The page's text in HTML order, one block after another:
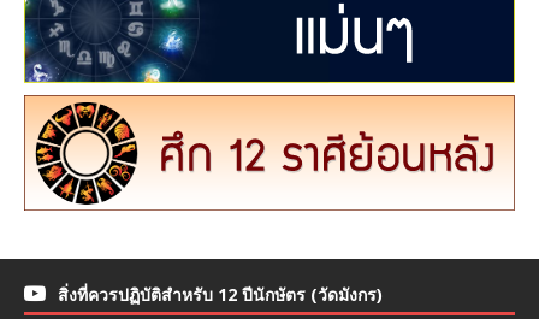
สิ่งที่ควรปฏิบัติสำหรับ 12 ปีนักษัตร (วัดมังกร)